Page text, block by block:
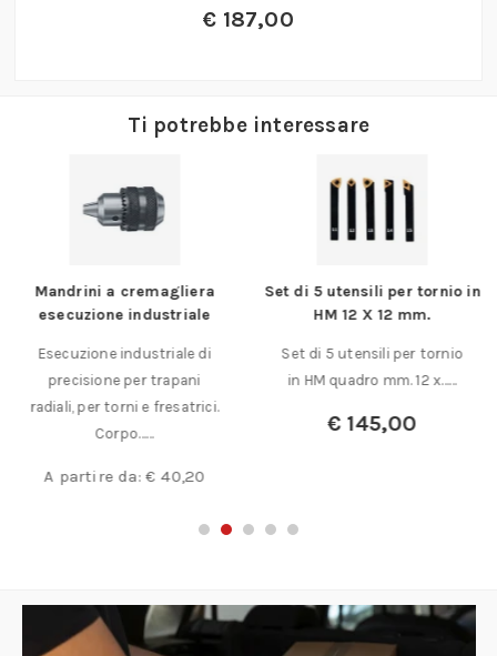
€ 187,00
Ti potrebbe interessare
Mandrini a cremagliera
esecuzione industriale
Esecuzione industriale di
precisione per trapani
radiali, per torni e fresatrici.
Corpo……
A partire da:€ 40,20
Set di 5 utensili per tornio in
HM 12 X 12 mm.
Set di 5 utensili per tornio
in HM quadro mm. 12 x……
€145,00